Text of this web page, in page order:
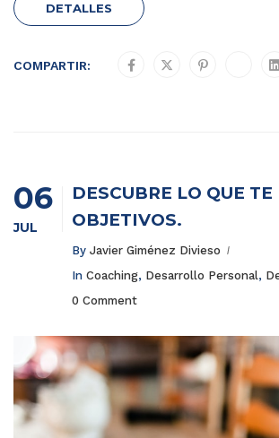
DETALLES
COMPARTIR:
06
JUL
DESCUBRE LO QUE
OBJETIVOS.
By Javier Giménez Divieso
In Coaching, Desarrollo Personal,
0 Comment